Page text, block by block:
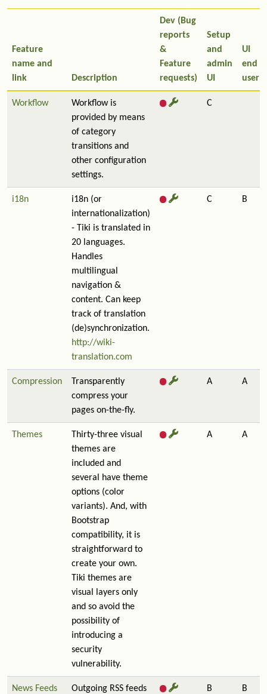
Feature
name and
link
Description
Dev (Bug
reports
&
Feature
requests)
Setup
and
admin
UI
UI
end
user
Workflow
Workflow is
provided by means
of category
transitions and
other configuration
settings.
C
i18n
i18n (or
internationalization)
- Tiki is translated in
20 languages.
Handles
multilingual
navigation &
content. Can keep
track of translation
(de)synchronization.
http://wiki-
translation.com
C B
Compression
Transparently
compress your
pages on-the-fly.
A A
Themes
Thirty-three visual
themes are
included and
several have theme
options (color
variants). And, with
Bootstrap
compatibility, it is
straightforward to
create your own.
Tiki themes are
visual layers only
and so avoid the
possibility of
introducing a
security
vulnerability.
A A
News Feeds
Outgoing RSS feeds
B B